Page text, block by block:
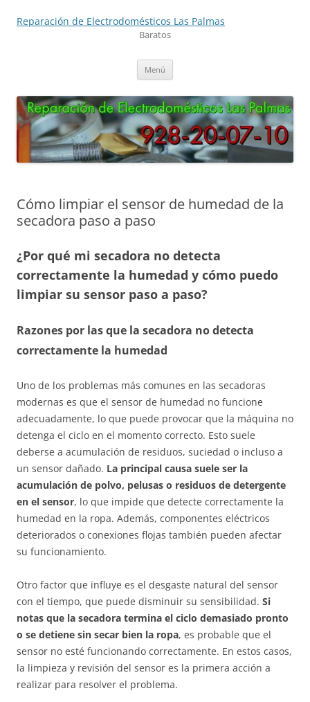
contenido
Reparación de Electrodomésticos Las Palmas
Baratos
Menú
Cómo limpiar el sensor de humedad de la
secadora paso a paso
¿Por qué mi secadora no detecta
correctamente la humedad y cómo puedo
limpiar su sensor paso a paso?
Razones por las que la secadora no detecta
correctamente la humedad
Uno de los problemas más comunes en las secadoras
modernas es que el sensor de humedad no funcione
adecuadamente, lo que puede provocar que la máquina no
detenga el ciclo en el momento correcto. Esto suele
deberse a acumulación de residuos, suciedad o incluso a
un sensor dañado. La principal causa suele ser la
acumulación de polvo, pelusas o residuos de detergente
en el sensor, lo que impide que detecte correctamente la
humedad en la ropa. Además, componentes eléctricos
deteriorados o conexiones flojas también pueden afectar
su funcionamiento.
Otro factor que influye es el desgaste natural del sensor
con el tiempo, que puede disminuir su sensibilidad. Si
notas que la secadora termina el ciclo demasiado pronto
o se detiene sin secar bien la ropa, es probable que el
sensor no esté funcionando correctamente. En estos casos,
la limpieza y revisión del sensor es la primera acción a
realizar para resolver el problema.